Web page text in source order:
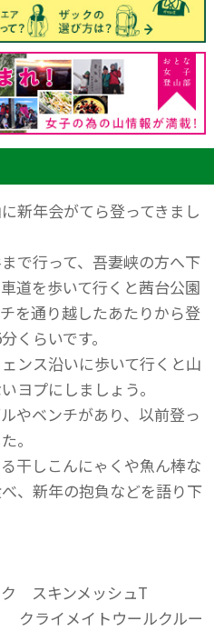
新年会がてら登ってきまし
で行って、吾妻峡の方へ下
道を歩いて行くと茜台公園
を通り越したあたりから登
くらいです。
ンス沿いに歩いて行くと山
ヨプにしましょう。
やベンチがあり、以前登っ
。
干しこんにゃくや魚ん棒な
、新年の抱負などを語り下
ク スキンメッシュT
クライメイトウールクルー